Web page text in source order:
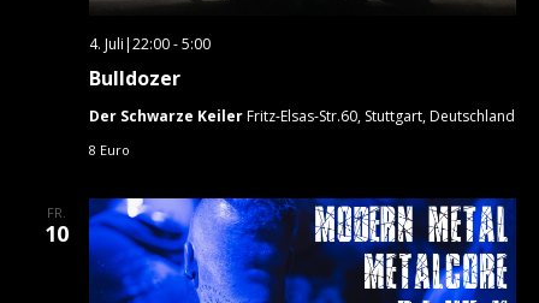
Bulldozer
4. Juli|22:00-5:00
Der Schwarze KeilerFritz-Elsas-Str.60, Stuttgart, Deutschland
8 Euro
FR.
10